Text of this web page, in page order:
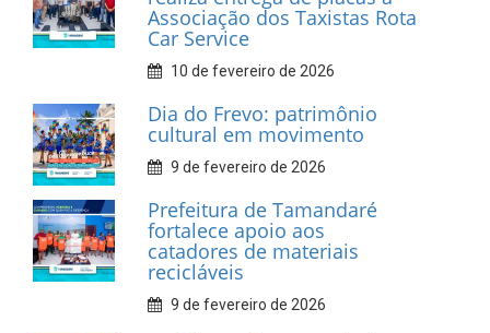
Associação dos Taxistas Rota
Car Service
10 de fevereiro de 2026
Dia do Frevo: patrimônio
cultural em movimento
9 de fevereiro de 2026
Prefeitura de Tamandaré
fortalece apoio aos
catadores de materiais
recicláveis
9 de fevereiro de 2026